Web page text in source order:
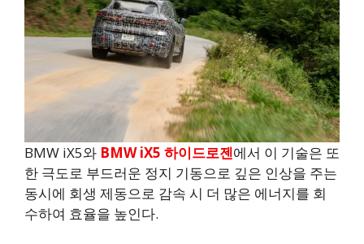
BMW iX5와 BMW iX5 하이드로젠에서 이 기술은 또
한 극도로 부드러운 정지 기동으로 깊은 인상을 주는
동시에 회생 제동으로 감속 시 더 많은 에너지를 회
수하여 효율을 높인다.